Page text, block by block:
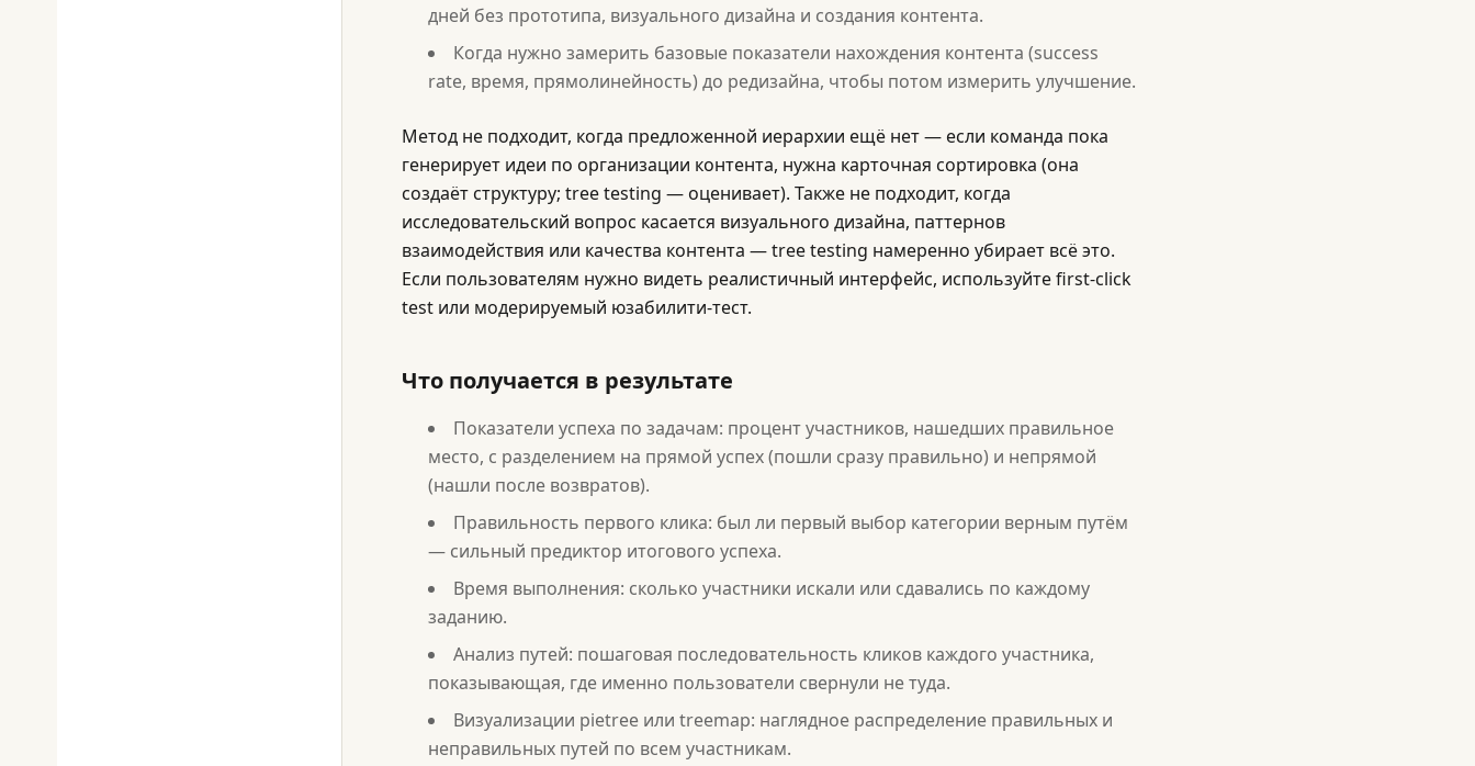
дней без прототипа, визуального дизайна и создания контента.
Когда нужно замерить базовые показатели нахождения контента (success
rate, время, прямолинейность) до редизайна, чтобы потом измерить улучшение.
Метод не подходит, когда предложенной иерархии ещё нет — если команда пока
генерирует идеи по организации контента, нужна карточная сортировка (она
создаёт структуру; tree testing — оценивает). Также не подходит, когда
исследовательский вопрос касается визуального дизайна, паттернов
взаимодействия или качества контента — tree testing намеренно убирает всё это.
Если пользователям нужно видеть реалистичный интерфейс, используйте first-click
test или модерируемый юзабилити-тест.
Что получается в результате
Показатели успеха по задачам: процент участников, нашедших правильное
место, с разделением на прямой успех (пошли сразу правильно) и непрямой
(нашли после возвратов).
Правильность первого клика: был ли первый выбор категории верным путём
— сильный предиктор итогового успеха.
Время выполнения: сколько участники искали или сдавались по каждому
заданию.
Анализ путей: пошаговая последовательность кликов каждого участника,
показывающая, где именно пользователи свернули не туда.
Визуализации pietree или treemap: наглядное распределение правильных и
неправильных путей по всем участникам.